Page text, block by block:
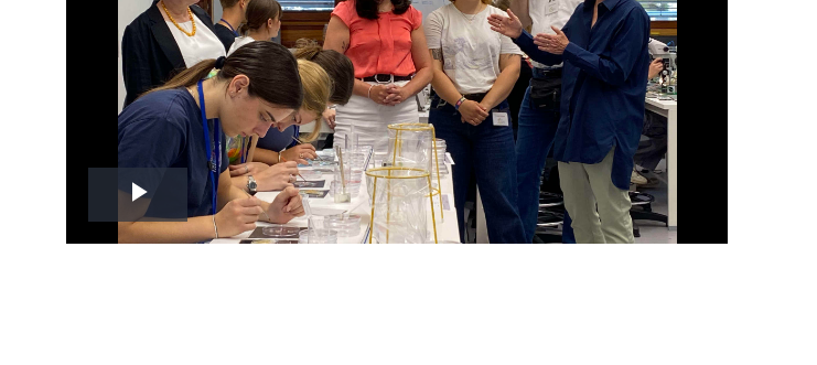
Play